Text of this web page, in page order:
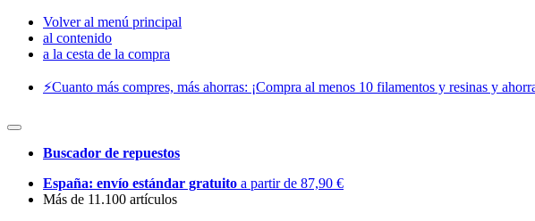
Volver al menú principal
al contenido
a la cesta de la compra
⚡️Cuanto más compres, más ahorras: ¡Compra al menos 10 filamentos y resinas y
Buscador de repuestos
España: envío estándar gratuito a partir de 87,90 €
Más de 11.100 artículos